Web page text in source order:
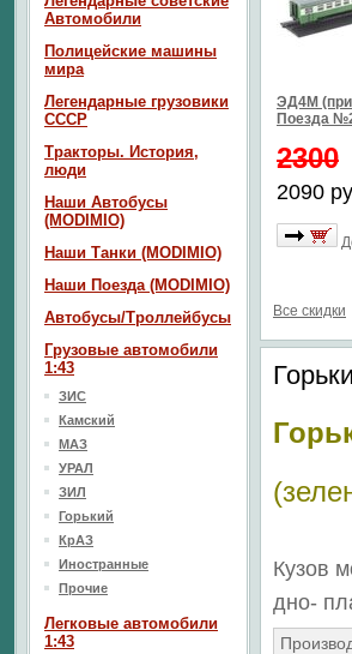
ЭД4М
Поезда
2300
2090
Все скидки
Кузов
дно-
Автомобили
Полицейские машины
мира
Легендарные грузовики
СССР
Тракторы. История,
люди
Наши Автобусы
(MODIMIO)
Наши Танки (MODIMIO)
Наши Поезда (MODIMIO)
Автобусы/Троллейбусы
Грузовые автомобили
1:43
ЗИС
Камский
МАЗ
УРАЛ
ЗИЛ
Горький
КрАЗ
Иностранные
Прочие
Легковые автомобили
1:43